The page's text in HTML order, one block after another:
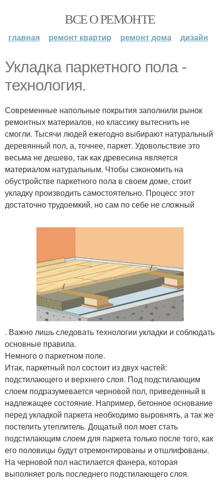
ВСЕ О РЕМОНТЕ
главная ремонт квартир ремонт дома дизайн
Укладка паркетного пола -
технология.
Современные напольные покрытия заполнили рынок
ремонтных материалов, но классику вытеснить не
смогли. Тысячи людей ежегодно выбирают натуральный
деревянный пол, а, точнее, паркет. Удовольствие это
весьма не дешево, так как древесина является
материалом натуральным. Чтобы сэкономить на
обустройстве паркетного пола в своем доме, стоит
укладку производить самостоятельно. Процесс этот
достаточно трудоемкий, но сам по себе не сложный
. Важно лишь следовать технологии укладки и соблюдать
основные правила.
Немного о паркетном поле.
Итак, паркетный пол состоит из двух частей:
подстилающего и верхнего слоя. Под подстилающим
слоем подразумевается черновой пол, приведенный в
надлежащее состояние. Например, бетонное основание
перед укладкой паркета необходимо выровнять, а так же
постелить утеплитель. Дощатый пол моет стать
подстилающим слоем для паркета только после того, как
его половицы будут отремонтированы и отшлифованы.
На черновой пол настилается фанера, которая
выполняет роль последнего подстилающего слоя.